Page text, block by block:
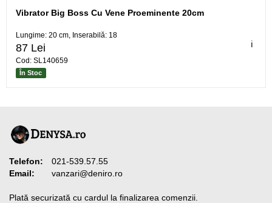
ℹ️
Vibrator Big Boss Cu Vene Proeminente 20cm
Lungime: 20 cm, Inserabilă: 18
87 Lei
Cod: SL140659
În Stoc
Telefon:
021-539.57.55
Email:
vanzari@deniro.ro
Plată securizată cu cardul la finalizarea comenzii.